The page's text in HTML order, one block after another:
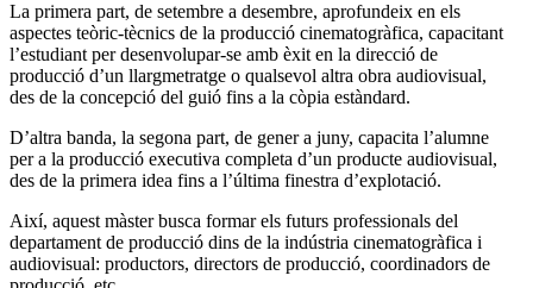
La primera part, de setembre a desembre, aprofundeix en els
aspectes teòric-tècnics de la producció cinematogràfica, capacitant
l’estudiant per desenvolupar-se amb èxit en la direcció de
producció d’un llargmetratge o qualsevol altra obra audiovisual,
des de la concepció del guió fins a la còpia estàndard.
D’altra banda, la segona part, de gener a juny, capacita l’alumne
per a la producció executiva completa d’un producte audiovisual,
des de la primera idea fins a l’última finestra d’explotació.
Així, aquest màster busca formar els futurs professionals del
departament de producció dins de la indústria cinematogràfica i
audiovisual: productors, directors de producció, coordinadors de